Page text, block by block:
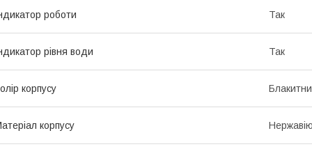
роботи Так
рівня води Так
корпусу
корпусу